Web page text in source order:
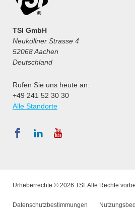
TSI GmbH
Neuköllner Strasse 4
52068 Aachen
Deutschland
Rufen Sie uns heute an:
+49 241 52 30 30
Alle Standorte
Urheberrechte © 2026 TSI. Alle Rechte
Datenschutzbestimmungen